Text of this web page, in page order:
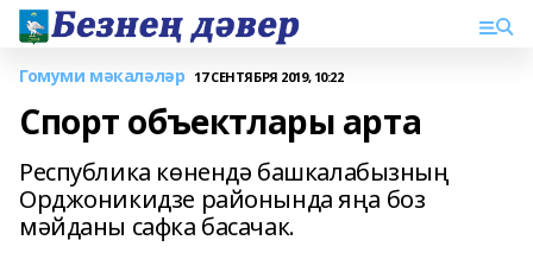
Гомуми мәкаләләр 17 СЕНТЯБРЯ 2019, 10:22
Спорт объектлары арта
Республика көнендә башкалабызның
Орджоникидзе районында яңа боз
мәйданы сафка басачак.